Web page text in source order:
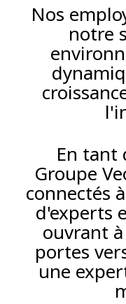
Nos
notre
En tant
Groupe
connectés
d'experts
ouvrant
portes
une